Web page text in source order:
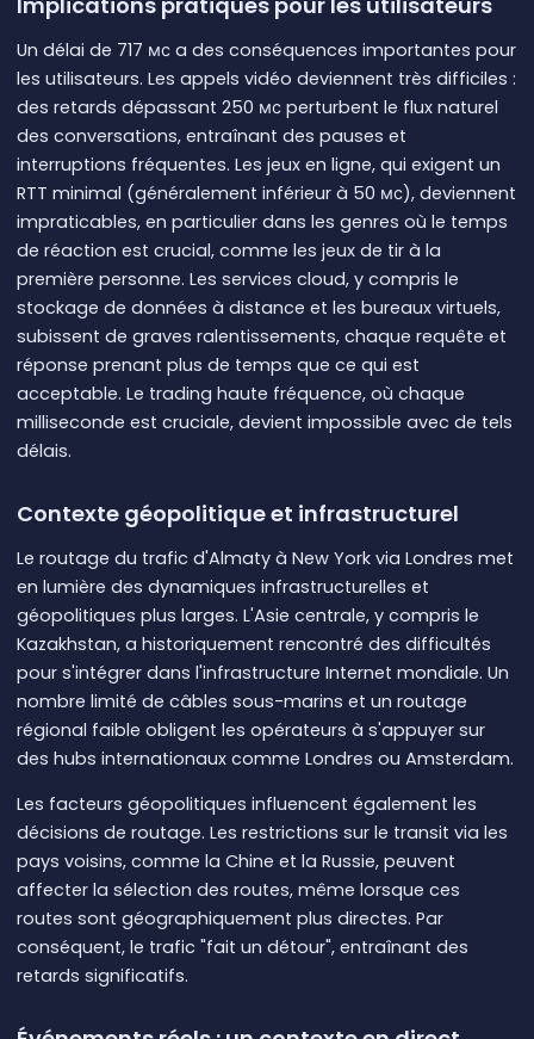
Un délai de 717 мс a des conséquences importantes pour
les utilisateurs. Les appels vidéo deviennent très difficiles :
des retards dépassant 250 мс perturbent le flux naturel
des conversations, entraînant des pauses et
interruptions fréquentes. Les jeux en ligne, qui exigent un
RTT minimal (généralement inférieur à 50 мс), deviennent
impraticables, en particulier dans les genres où le temps
de réaction est crucial, comme les jeux de tir à la
première personne. Les services cloud, y compris le
stockage de données à distance et les bureaux virtuels,
subissent de graves ralentissements, chaque requête et
réponse prenant plus de temps que ce qui est
acceptable. Le trading haute fréquence, où chaque
milliseconde est cruciale, devient impossible avec de tels
délais.
Contexte géopolitique et infrastructurel
Le routage du trafic d'Almaty à New York via Londres met
en lumière des dynamiques infrastructurelles et
géopolitiques plus larges. L'Asie centrale, y compris le
Kazakhstan, a historiquement rencontré des difficultés
pour s'intégrer dans l'infrastructure Internet mondiale. Un
nombre limité de câbles sous-marins et un routage
régional faible obligent les opérateurs à s'appuyer sur
des hubs internationaux comme Londres ou Amsterdam.
Les facteurs géopolitiques influencent également les
décisions de routage. Les restrictions sur le transit via les
pays voisins, comme la Chine et la Russie, peuvent
affecter la sélection des routes, même lorsque ces
routes sont géographiquement plus directes. Par
conséquent, le trafic "fait un détour", entraînant des
retards significatifs.